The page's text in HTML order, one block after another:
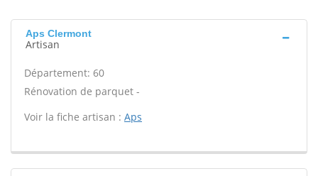
Aps Clermont
Artisan
Département: 60
Rénovation de parquet -
Voir la fiche artisan : Aps